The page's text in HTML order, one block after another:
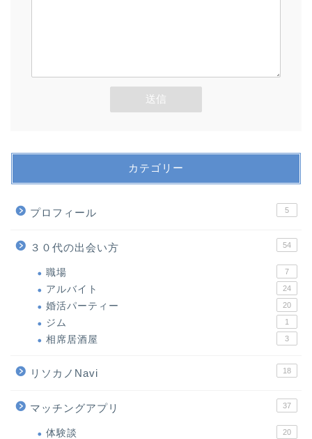
カテゴリー
プロフィール 5
３０代の出会い方 54
職場 7
アルバイト 24
婚活パーティー 20
ジム 1
相席居酒屋 3
リソカノNavi 18
マッチングアプリ 37
体験談 20